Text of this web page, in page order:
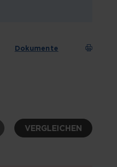
Dokumente
VERGLEICHEN